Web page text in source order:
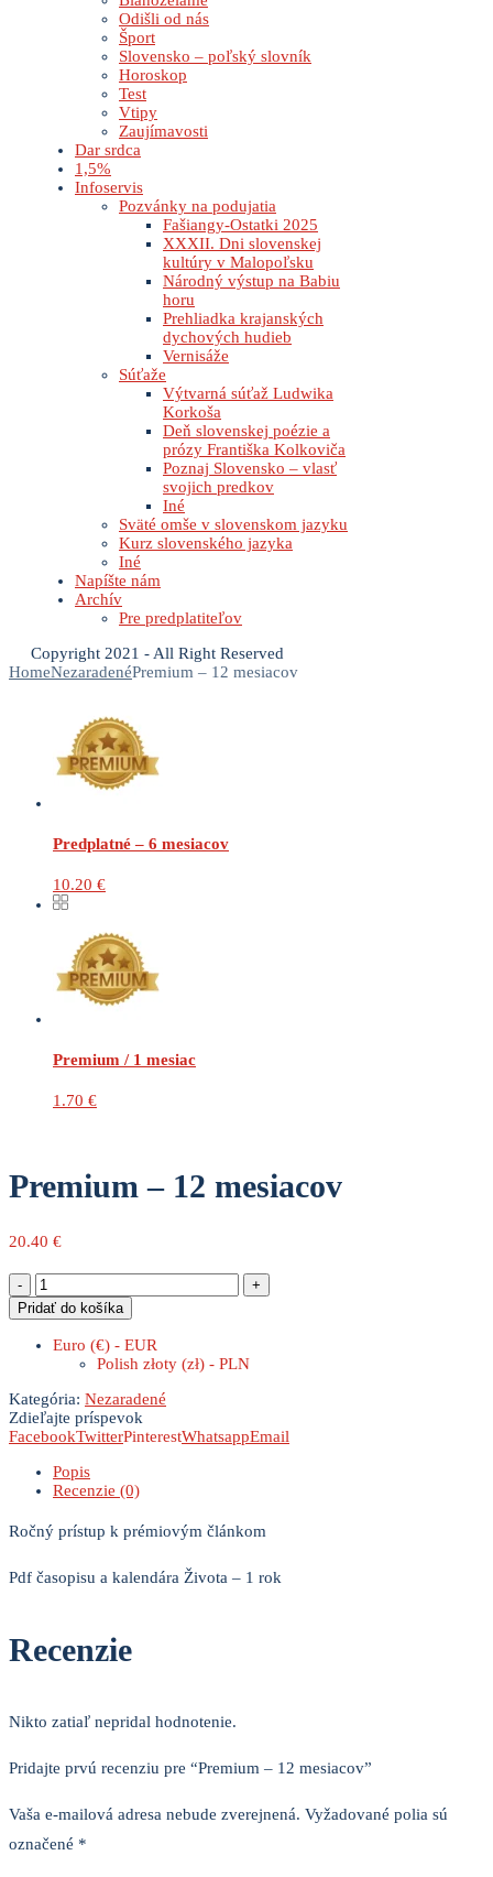
Odišli od nás
Šport
Slovensko – poľský slovník
Horoskop
Test
Vtipy
Zaujímavosti
Dar srdca
1,5%
Infoservis
Pozvánky na podujatia
Fašiangy-Ostatki 2025
XXXII. Dni slovenskej
kultúry v Malopoľsku
Národný výstup na Babiu
horu
Prehliadka krajanských
dychových hudieb
Vernisáže
Súťaže
Výtvarná súťaž Ludwika
Korkoša
Deň slovenskej poézie a
prózy Františka Kolkoviča
Poznaj Slovensko – vlasť
svojich predkov
Iné
Sväté omše v slovenskom jazyku
Kurz slovenského jazyka
Iné
Napíšte nám
Archív
Pre predplatiteľov
Copyright 2021 - All Right Reserved
HomeNezaradenéPremium – 12 mesiacov
Predplatné – 6 mesiacov
10.20 €
Premium / 1 mesiac
1.70 €
Premium – 12 mesiacov
20.40 €
množstvo
Premium
-
mesiacov
Pridať do košíka
Euro (€) - EUR
Polish złoty (zł) - PLN
Kategória: Nezaradené
Zdieľajte príspevok
FacebookTwitterPinterestWhatsappEmail
Popis
Recenzie (0)
Ročný prístup k prémiovým článkom
Pdf časopisu a kalendára Života – 1 rok
Recenzie
Nikto zatiaľ nepridal hodnotenie.
Pridajte prvú recenziu pre “Premium – 12 mesiacov”
Vaša e-mailová adresa nebude zverejnená. Vyžadované polia sú
označené *